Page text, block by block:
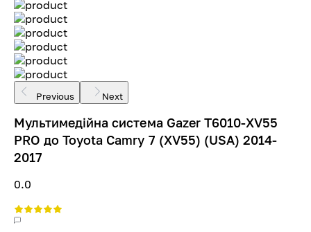
Previous Next
Мультимедійна система Gazer T6010-XV55
PRO до Toyota Camry 7 (XV55) (USA) 2014-
2017
0.0